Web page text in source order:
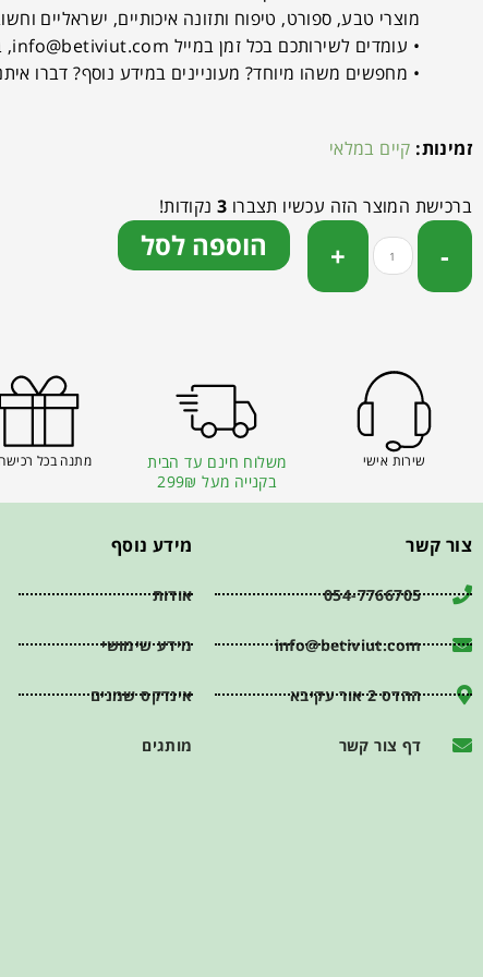
מוצרי טבע, ספורט, טיפוח ותזונה איכותיים, ישראליים
• עומדים לשירותכם בכל זמן במייל info@betiviut.com
,
• מחפשים משהו מיוחד? מעוניינים במידע נוסף? דברו
זמינות: קיים במלאי
ברכישת המוצר הזה עכשיו תצברו 3 נקודות!
הוספה לסל
שירות אישי
משלוח חינם עד הבית
בקנייה מעל 299₪
מתנה בכל
צור קשר
054-7766705
info@betiviut.com
ההדס 2 אור עקיבא
דף צור קשר
מידע נוסף
אודות
מידע שימושי
אינדקס שמנים
מותגים